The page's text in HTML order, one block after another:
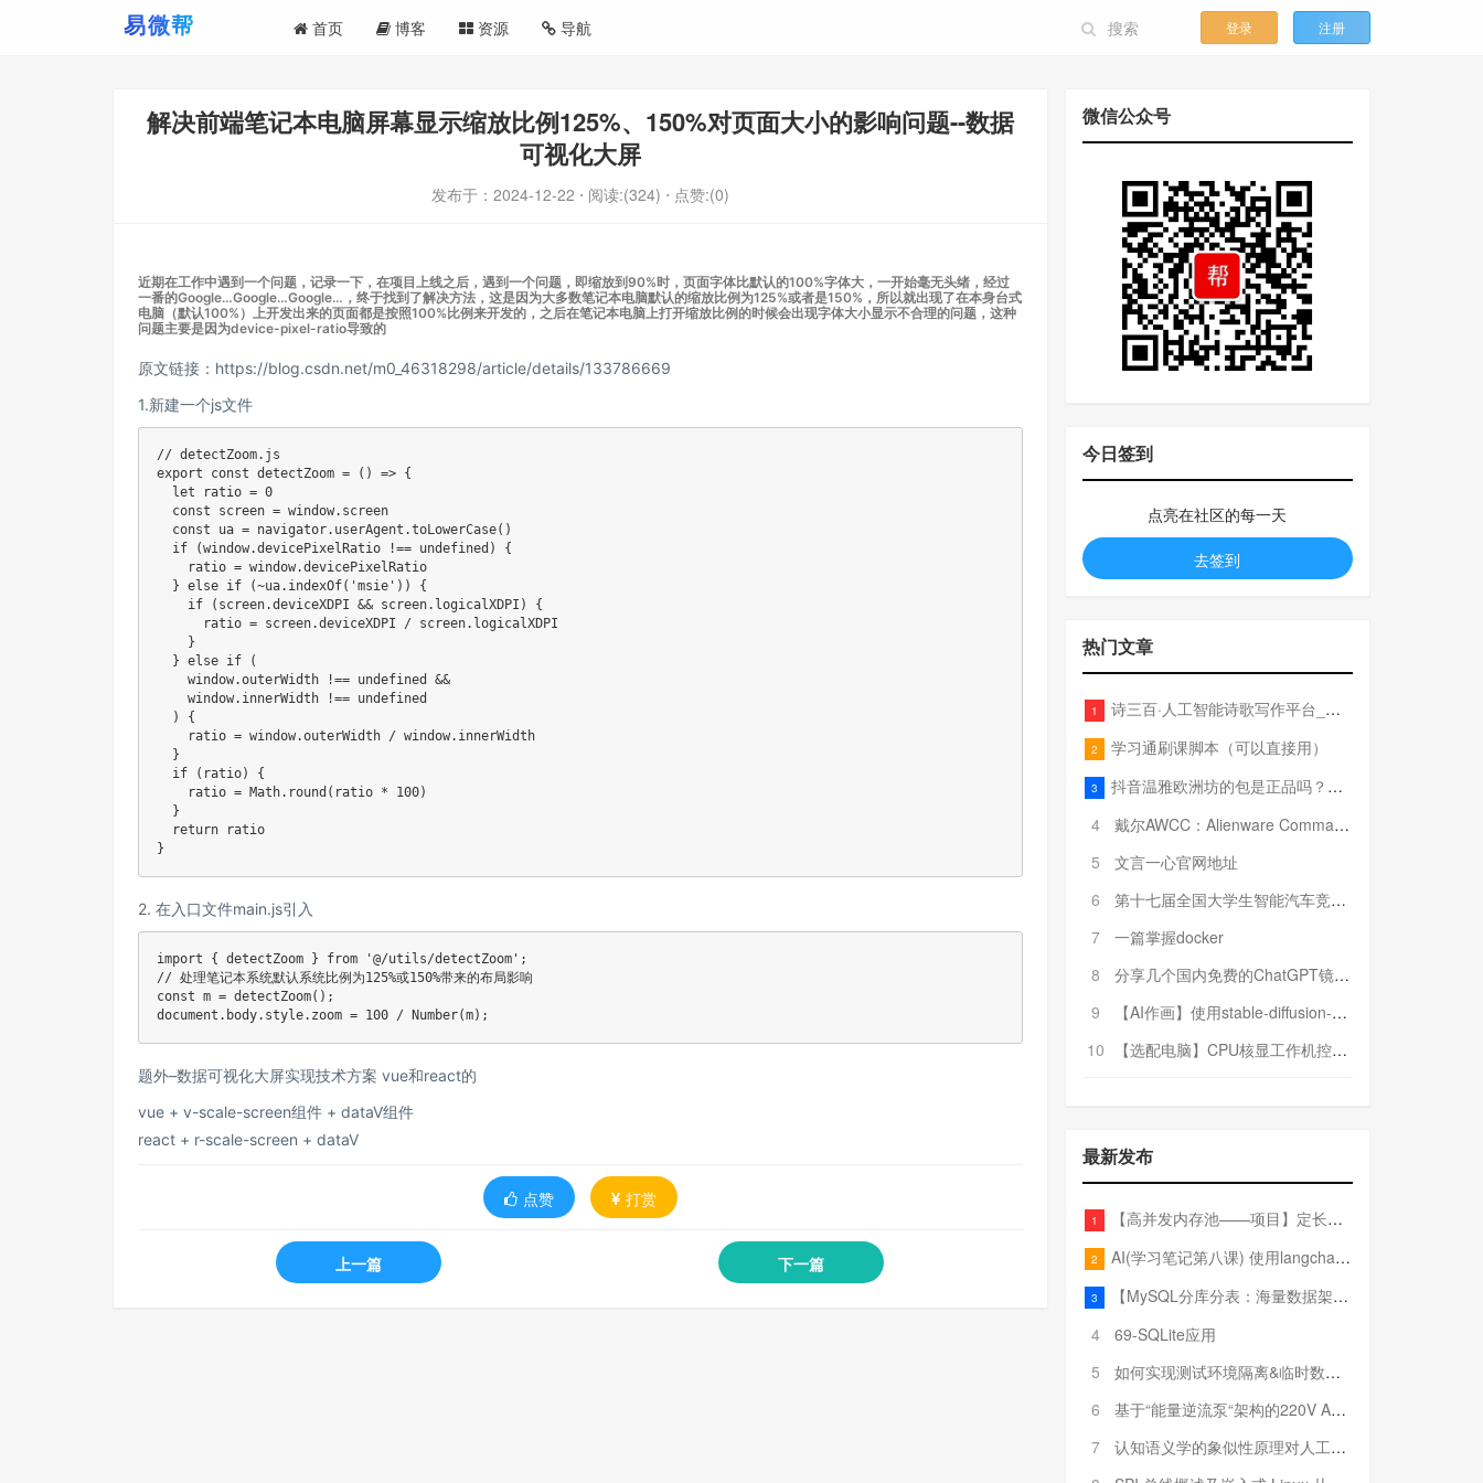
首页 博客 资源 导航 登录 注册
解决前端笔记本电脑屏幕显示缩放比例125%、150%对页面大小的影响问题--数据
可视化大屏
发布于： 2024-12-22 ⋅ 阅读:(324) ⋅ 点赞:(0)
近期在工作中遇到一个问题，记录一下，在项目上线之后，遇到一个问题，即缩放到90%时，页面字体比默认的100%字体大，一开始毫无头绪，经过
一番的Google…Google…Google…，终于找到了解决方法，这是因为大多数笔记本电脑默认的缩放比例为125%或者是150%，所以就出现了在本身台式
电脑（默认100%）上开发出来的页面都是按照100%比例来开发的，之后在笔记本电脑上打开缩放比例的时候会出现字体大小显示不合理的问题，这种
问题主要是因为device-pixel-ratio导致的
原文链接：https://blog.csdn.net/m0_46318298/article/details/133786669
1.新建一个js文件
// detectZoom.js
export const detectZoom = () => {
  let ratio = 0
  const screen = window.screen
  const ua = navigator.userAgent.toLowerCase()
  if (window.devicePixelRatio !== undefined) {
    ratio = window.devicePixelRatio
  } else if (~ua.indexOf('msie')) {
    if (screen.deviceXDPI && screen.logicalXDPI) {
      ratio = screen.deviceXDPI / screen.logicalXDPI
    }
  } else if (
    window.outerWidth !== undefined &&
    window.innerWidth !== undefined
  ) {
    ratio = window.outerWidth / window.innerWidth
  }
  if (ratio) {
    ratio = Math.round(ratio * 100)
  }
  return ratio
2. 在入口文件main.js引入
import { detectZoom } from '@/utils/detectZoom';
// 处理笔记本系统默认系统比例为125%或150%带来的布局影响
const m = detectZoom();
题外–数据可视化大屏实现技术方案 vue和react的
vue + v-scale-screen组件 + dataV组件
react + r-scale-screen + dataV
点赞 打赏
上一篇 下一篇
微信公众号
今日签到
点亮在社区的每一天
去签到
热门文章
1 诗三百·人工智能诗歌写作平台_在线作诗机_藏头诗生成器_电脑对联_姓名作诗
2 学习通刷课脚本（可以直接用）
3
抖音温雅欧洲坊的包是正品吗？温雅卖的包为啥那么便宜？
4
戴尔AWCC：Alienware Command Center 故障排除方法，里面附有超全详解呦，快来快来，欢迎观看~
5
文言一心官网地址
6
第十七届全国大学生智能汽车竞赛全国总决赛参赛队伍奖项公告
7
一篇掌握docker
8
分享几个国内免费的ChatGPT镜像网址(亲测有效-4月25日更新)
9
【AI作画】使用stable-diffusion-webui搭建AI作画平台
10
【选配电脑】CPU核显工作机控制预算5000
最新发布
1 【高并发内存池——项目】定长内存池——开胃小菜
2 AI(学习笔记第八课) 使用langchain的embedding models
3
【MySQL分库分表：海量数据架构的终极解决方案】
4
69-SQLite应用
5
如何实现测试环境隔离&临时数据库（pytest+SQLite）
6
基于“能量逆流泵“架构的220V AC至20V DC 300W高效电源设计
7
认知语义学的象似性原理对人工智能自然语言处理深层语义分析的影响与启示